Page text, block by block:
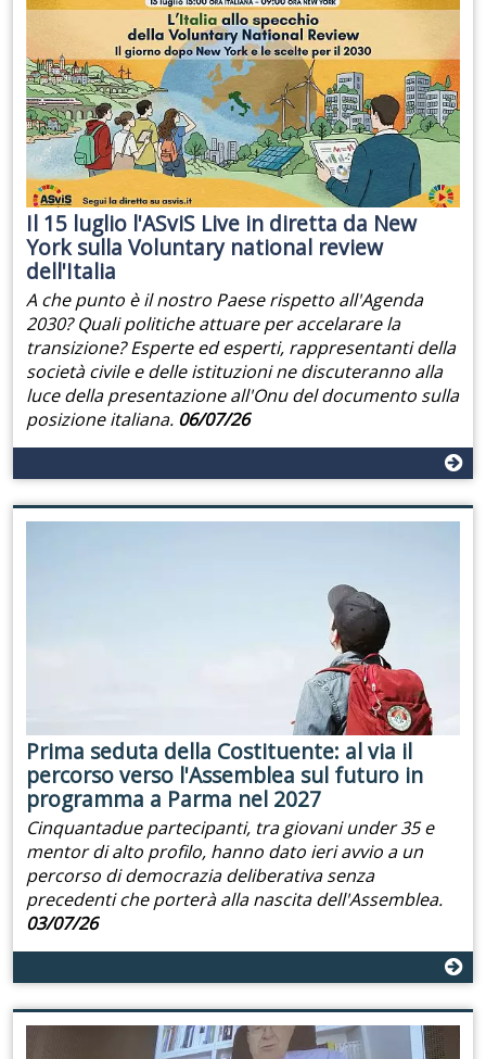
Il 15 luglio l'ASviS Live in diretta da New
York sulla Voluntary national review
dell'Italia
A che punto è il nostro Paese rispetto all'Agenda
2030? Quali politiche attuare per accelarare la
transizione? Esperte ed esperti, rappresentanti della
società civile e delle istituzioni ne discuteranno alla
luce della presentazione all'Onu del documento sulla
posizione italiana. 06/07/26
Prima seduta della Costituente: al via il
percorso verso l'Assemblea sul futuro in
programma a Parma nel 2027
Cinquantadue partecipanti, tra giovani under 35 e
mentor di alto profilo, hanno dato ieri avvio a un
percorso di democrazia deliberativa senza
precedenti che porterà alla nascita dell'Assemblea.
03/07/26